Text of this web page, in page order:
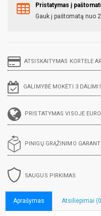
Pristatymas į
Gauk į paštomatą nuo
ATSISKAITYMAS KORTELE
GALIMYBĖ MOKĖTI 3
PRISTATYMAS VISOJE
PINIGŲ GRĄŽINIMO
SAUGUS PIRKIMAS
Aprašymas Atsiliepimai